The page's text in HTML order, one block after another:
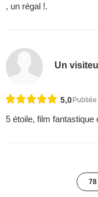
, un régal !.
Un
5,0
5 étoile, film fantastique